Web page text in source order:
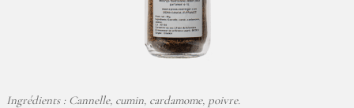
Ingrédients : Cannelle, cumin, cardamome, poivre.